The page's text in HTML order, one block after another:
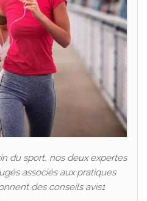
du sport, nos deux expertes
associés aux pratiques
des conseils avis1